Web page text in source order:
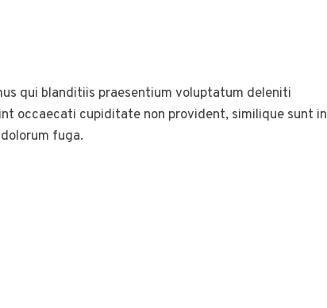
qui blanditiis praesentium voluptatum deleniti
occaecati cupiditate non provident, similique sunt in
fuga.